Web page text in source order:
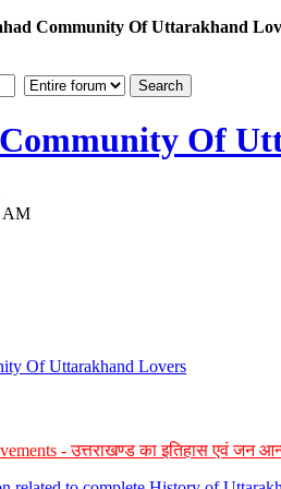
Community Of Uttarakhand
Of
AM
Of Uttarakhand Lovers
- उत्तराखण्ड का इतिहास एवं जन